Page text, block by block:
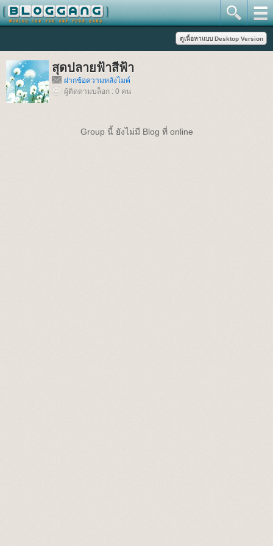
สุดปลายฟ้าสีฟ้า
ฝากข้อความหลังไมค์
ผู้ติดตามบล็อก : 0 คน
Group นี้ ยังไม่มี Blog ที่ online